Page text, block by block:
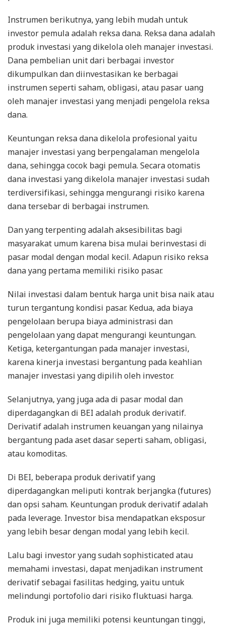
Instrumen berikutnya, yang lebih mudah untuk
investor pemula adalah reksa dana. Reksa dana adalah
produk investasi yang dikelola oleh manajer investasi.
Dana pembelian unit dari berbagai investor
dikumpulkan dan diinvestasikan ke berbagai
instrumen seperti saham, obligasi, atau pasar uang
oleh manajer investasi yang menjadi pengelola reksa
dana.
Keuntungan reksa dana dikelola profesional yaitu
manajer investasi yang berpengalaman mengelola
dana, sehingga cocok bagi pemula. Secara otomatis
dana investasi yang dikelola manajer investasi sudah
terdiversifikasi, sehingga mengurangi risiko karena
dana tersebar di berbagai instrumen.
Dan yang terpenting adalah aksesibilitas bagi
masyarakat umum karena bisa mulai berinvestasi di
pasar modal dengan modal kecil. Adapun risiko reksa
dana yang pertama memiliki risiko pasar.
Nilai investasi dalam bentuk harga unit bisa naik atau
turun tergantung kondisi pasar. Kedua, ada biaya
pengelolaan berupa biaya administrasi dan
pengelolaan yang dapat mengurangi keuntungan.
Ketiga, ketergantungan pada manajer investasi,
karena kinerja investasi bergantung pada keahlian
manajer investasi yang dipilih oleh investor.
Selanjutnya, yang juga ada di pasar modal dan
diperdagangkan di BEI adalah produk derivatif.
Derivatif adalah instrumen keuangan yang nilainya
bergantung pada aset dasar seperti saham, obligasi,
atau komoditas.
Di BEI, beberapa produk derivatif yang
diperdagangkan meliputi kontrak berjangka (futures)
dan opsi saham. Keuntungan produk derivatif adalah
pada leverage. Investor bisa mendapatkan eksposur
yang lebih besar dengan modal yang lebih kecil.
Lalu bagi investor yang sudah sophisticated atau
memahami investasi, dapat menjadikan instrument
derivatif sebagai fasilitas hedging, yaitu untuk
melindungi portofolio dari risiko fluktuasi harga.
Produk ini juga memiliki potensi keuntungan tinggi,